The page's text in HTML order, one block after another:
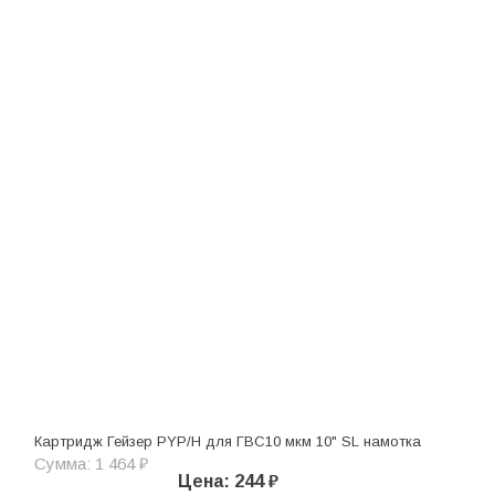
Картридж Гейзер PYP/H для ГВС10 мкм 10" SL намотка
Сумма: 1 464 ₽
Цена: 244 ₽